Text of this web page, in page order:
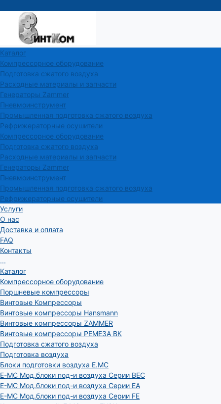
Каталог
Компрессорное оборудование
Подготовка сжатого воздуха
Расходные материалы и запчасти
Генераторы Zammer
Пневмоинструмент
Промышленная подготовка сжатого воздуха
Рефрижераторные осушители
Компрессорное оборудование
Подготовка сжатого воздуха
Расходные материалы и запчасти
Генераторы Zammer
Пневмоинструмент
Промышленная подготовка сжатого воздуха
Рефрижераторные осушители
Услуги
О нас
Доставка и оплата
FAQ
Контакты
...
Каталог
Компрессорное оборудование
Поршневые компрессоры
Винтовые Компрессоры
Винтовые компрессоры Hansmann
Винтовые компрессоры ZAMMER
Винтовые компрессоры РЕМЕЗА ВК
Подготовка сжатого воздуха
Подготовка воздуха
Блоки подготовки воздуха E.MC
E-MC Мод.блоки под-и воздуха Серии BEC
E-MC Мод.блоки под-и воздуха Серии EA
E-MC Мод.блоки под-и воздуха Серии FE